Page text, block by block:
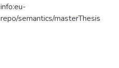
info:eu-
repo/semantics/masterThesis